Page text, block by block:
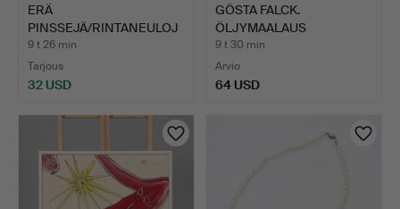
ERÄ
PINSSEJÄ/RINTANEULOJ
A.
9 t 26 min
Tarjous
32 USD
GÖSTA FALCK.
ÖLJYMAALAUS
KANKAALLE, signee…
9 t 30 min
Arvio
64 USD